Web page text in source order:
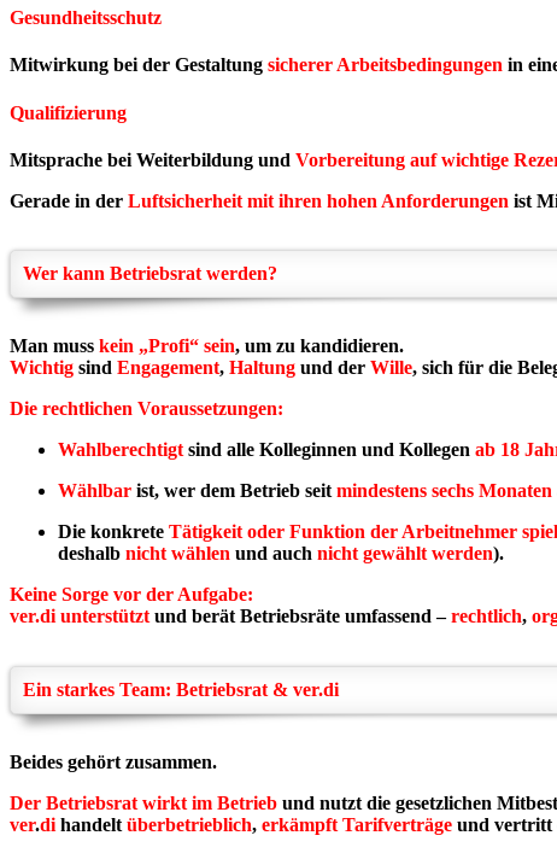
Gesundheitsschutz
Mitwirkung bei der Gestaltung sicherer Arbeitsbedingungen in
Qualifizierung
Mitsprache bei Weiterbildung und Vorbereitung auf wichtige
Gerade in der Luftsicherheit mit ihren hohen Anforderungen ist
Wer kann Betriebsrat werden?
Man muss kein „Profi“ sein, um zu kandidieren.
Wichtig sind Engagement, Haltung und der Wille, sich für die
Die rechtlichen Voraussetzungen:
Wahlberechtigtsind alle Kolleginnen und Kollegen ab 18
Wählbar ist, wer dem Betrieb seitmindestens sechs Monaten
Die konkrete Tätigkeit oder Funktion der Arbeitnehmer
deshalb nicht wählen und auch nicht gewählt werden).
Keine Sorge vor der Aufgabe:
ver.di unterstütztund berät Betriebsräte umfassend –rechtlich,
Ein starkes Team: Betriebsrat & ver.di
Beides gehört zusammen.
Der Betriebsrat wirkt im Betrieb und nutzt die gesetzlichen
ver.di handelt überbetrieblich, erkämpft Tarifverträge und vertritt